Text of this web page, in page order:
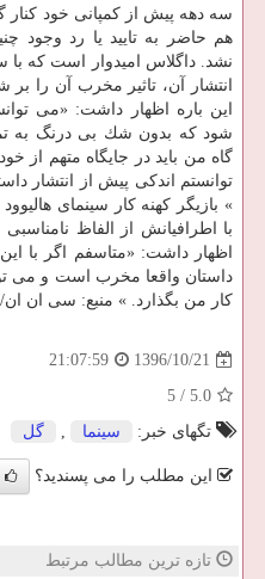
سه دهه پیش از كمپانی خود كنار
هم حاضر به تایید یا رد وجود
نشد. داگلاس امیدوار است كه با
انتشار آن، تاثیر مخرب آن را
این باره اظهار داشت: «می
شود كه بدون شك بی درنگ به
گاه من باید در جایگاه متهم از
توانستم اندكی پیش از انتشار
» بازیگر كهنه كار سینمای
با اطرافیانش از الفاظ
اظهار داشت: «متاسفم اگر با
داستان واقعا مخرب است و می
كار من بگذارد. » منبع: سی ان ان/ ۱۱ ژانویه 57241
1396/10/21
21:07:59
5.0
/
5
تگهای خبر:
سینما , گل
این مطلب را می پسندید؟
تازه ترین مطالب مرتبط